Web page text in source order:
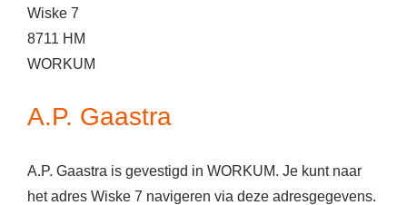
Wiske 7
8711 HM
WORKUM
A.P. Gaastra
A.P. Gaastra is gevestigd in WORKUM. Je kunt naar
het adres Wiske 7 navigeren via deze adresgegevens.